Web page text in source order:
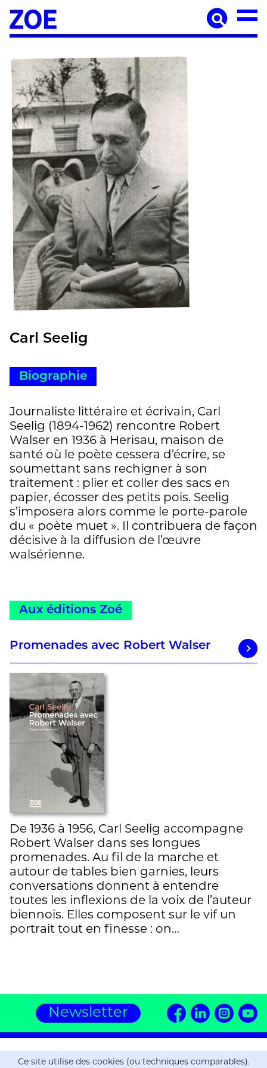
Accueil
À paraître
Catalogue
Auteur·ices
Agenda
Les éditions Zoé
Diffusion
Médiation culturelle
Manuscrits
Foreign rights
Contact
Mentions légales
Newsletter
Carl Seelig
Biographie
Journaliste littéraire et écrivain, Carl
Seelig (1894-1962) rencontre Robert
Walser en 1936 à Herisau, maison de
santé où le poète cessera d’écrire, se
soumettant sans rechigner à son
traitement : plier et coller des sacs en
papier, écosser des petits pois. Seelig
s’imposera alors comme le porte-parole
du « poète muet ». Il contribuera de façon
décisive à la diffusion de l’œuvre
walsérienne.
Aux éditions Zoé
Promenades avec Robert Walser
De 1936 à 1956, Carl Seelig accompagne
Robert Walser dans ses longues
promenades. Au fil de la marche et
autour de tables bien garnies, leurs
conversations donnent à entendre
toutes les inflexions de la voix de l’auteur
biennois. Elles composent sur le vif un
portrait tout en finesse : on…
Newsletter
Editions ZOE
Ce site utilise des cookies (ou techniques comparables).